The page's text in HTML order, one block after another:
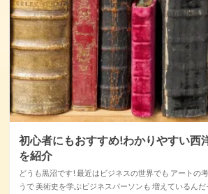
初心者にもおすすめ!わかりやすい西
を紹介
どうも黒沼です! 最近はビジネスの世界でも アートの
うで 美術史を学ぶビジネスパーソンも 増えているんだ